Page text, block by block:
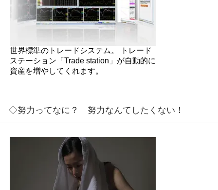
世界標準のトレードシステム。 トレード
ステーション「Trade station」が自動的に
資産を増やしてくれます。
◇努力ってなに？ 努力なんてしたくない！